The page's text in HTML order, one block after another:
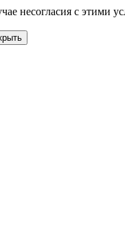
несогласия с этими